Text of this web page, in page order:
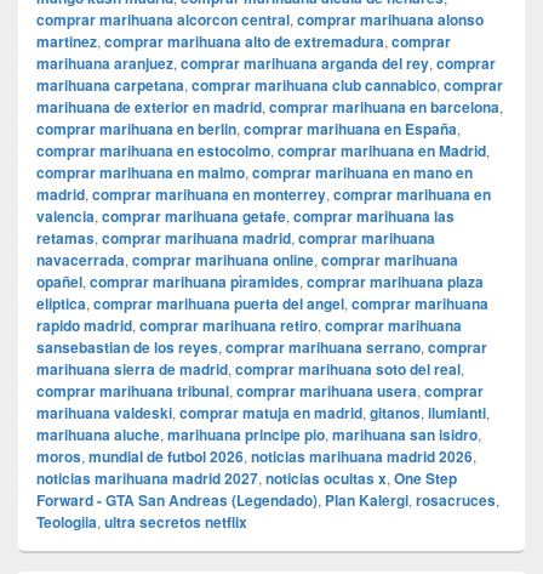
comprar marihuana alcorcon central, comprar marihuana alonso
martinez, comprar marihuana alto de extremadura, comprar
marihuana aranjuez, comprar marihuana arganda del rey, comprar
marihuana carpetana, comprar marihuana club cannabico, comprar
marihuana de exterior en madrid, comprar marihuana en barcelona,
comprar marihuana en berlin, comprar marihuana en España,
comprar marihuana en estocolmo, comprar marihuana en Madrid,
comprar marihuana en malmo, comprar marihuana en mano en
madrid, comprar marihuana en monterrey, comprar marihuana en
valencia, comprar marihuana getafe, comprar marihuana las
retamas, comprar marihuana madrid, comprar marihuana
navacerrada, comprar marihuana online, comprar marihuana
opañel, comprar marihuana pìramides, comprar marihuana plaza
eliptica, comprar marihuana puerta del angel, comprar marihuana
rapido madrid, comprar marihuana retiro, comprar marihuana
sansebastian de los reyes, comprar marihuana serrano, comprar
marihuana sierra de madrid, comprar marihuana soto del real,
comprar marihuana tribunal, comprar marihuana usera, comprar
marihuana valdeski, comprar matuja en madrid, gitanos, ilumianti,
marihuana aluche, marihuana principe pio, marihuana san isidro,
moros, mundial de futbol 2026, noticias marihuana madrid 2026,
noticias marihuana madrid 2027, noticias ocultas x, One Step
Forward - GTA San Andreas (Legendado), Plan Kalergi, rosacruces,
Teologiia, ultra secretos netflix